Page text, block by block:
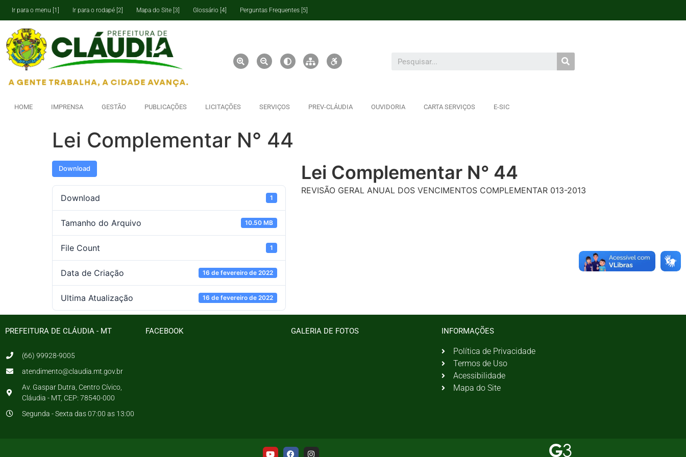
Ir para o menu [1] Ir para o rodapé [2] Mapa do Site [3] Glossário [4] Perguntas Frequentes [5]
HOME IMPRENSA GESTÃO PUBLICAÇÕES LICITAÇÕES SERVIÇOS PREV-CLÁUDIA OUVIDORIA CARTA SERVIÇOS E-SIC
Lei Complementar N° 44
Download
Download 1
Tamanho do Arquivo 10.50 MB
File Count 1
Data de Criação 16 de fevereiro de 2022
Ultima Atualização 16 de fevereiro de 2022
Lei Complementar N° 44
REVISÃO GERAL ANUAL DOS VENCIMENTOS COMPLEMENTAR 013-2013
PREFEITURA DE CLÁUDIA - MT
(66) 99928-9005
atendimento@claudia.mt.gov.br
Av. Gaspar Dutra, Centro Cívico,
Cláudia - MT, CEP: 78540-000
Segunda - Sexta das 07:00 as 13:00
FACEBOOK GALERIA DE FOTOS INFORMAÇÕES
Política de Privacidade
Termos de Uso
Acessibilidade
Mapa do Site